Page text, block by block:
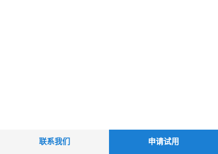
联系我们 申请试用